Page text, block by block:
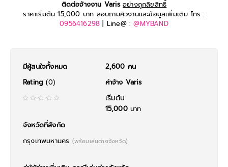
ติดต่อจ้างงาน Varis อย่างถูกลิขสิทธิ์
ราคาเริ่มต้น 15,000 บาท สอบถามคิวงานและข้อมูลเพิ่มเติม โทร :
0956416298 | Line@ :@MYBAND
มีผู้สนใจทั้งหมด
2,600 คน
Rating (0) ค่าจ้าง Varis
เริ่มต้น
15,000บาท
จังหวัดที่สังกัด
กรุงเทพมหานคร (พร้อมเล่นต่างจังหวัด)